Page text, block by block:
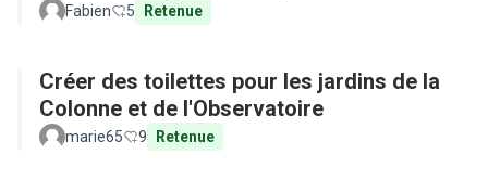
Fabien 5 Retenue
Créer des toilettes pour les jardins de la
Colonne et de l'Observatoire
marie65 9 Retenue